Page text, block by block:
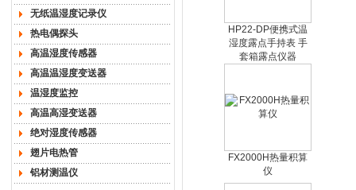
无纸温湿度记录仪
热电偶探头
高温湿度传感器
高温温湿度变送器
温湿度监控
高温高湿变送器
绝对湿度传感器
翅片电热管
铝材测温仪
HP22-DP便携式温
湿度露点手持表 手
套箱露点仪器
FX2000H热量积算
仪